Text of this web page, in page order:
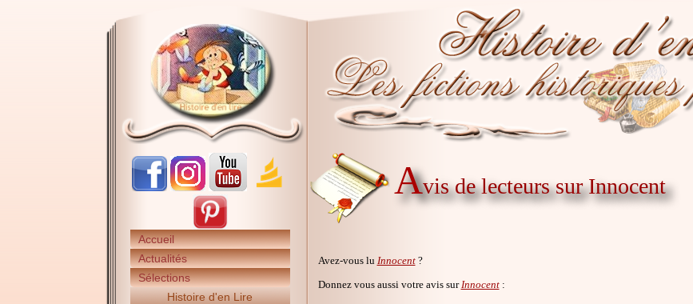
Accueil
Actualités
Sélections
Histoire d'en Lire
Avis de lecteurs sur Innocent
Avez-vous lu Innocent?
Donnez vous aussi votre avis sur Innocent: